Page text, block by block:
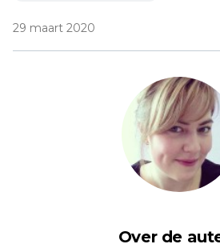
29 maart 2020
Over de